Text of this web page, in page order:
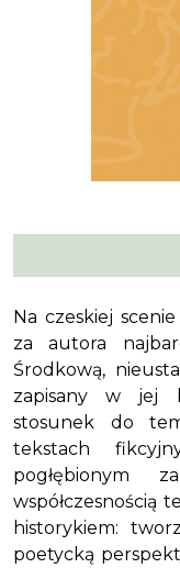
Na czeskiej
za autora
Środkową,
zapisany w jej
stosunek do
tekstach
pogłębionym
współczesnością
historykiem:
poetycką